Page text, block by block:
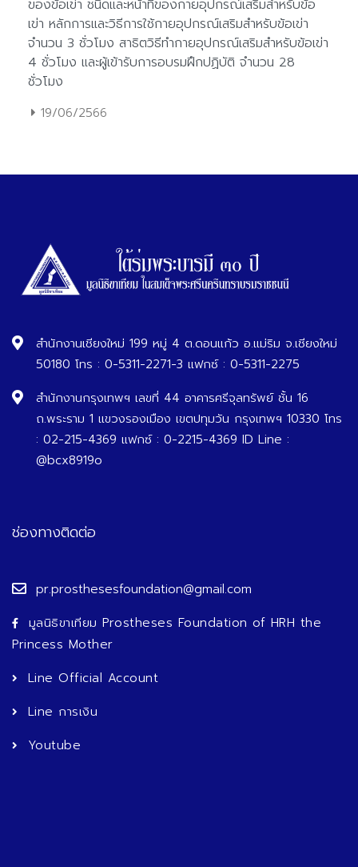
19/06/2566
สำนักงานเชียงใหม่ 199 หมู่ 4 ต.ดอนแก้ว อ.แม่ริม จ.เชียงใหม่
50180 โทร : 0-5311-2271-3 แฟกซ์ : 0-5311-2275
สำนักงานกรุงเทพฯ เลขที่ 44 อาคารศรีจุลทรัพย์ ชั้น 16
ถ.พระราม 1 แขวงรองเมือง เขตปทุมวัน กรุงเทพฯ 10330 โทร
: 02-215-4369 แฟกซ์ : 0-2215-4369 ID Line :
@bcx8919o
ช่องทางติดต่อ
pr.prosthesesfoundation@gmail.com
มูลนิธิขาเทียม Prostheses Foundation of HRH the
Princess Mother
Line Official Account
Line การเงิน
Youtube